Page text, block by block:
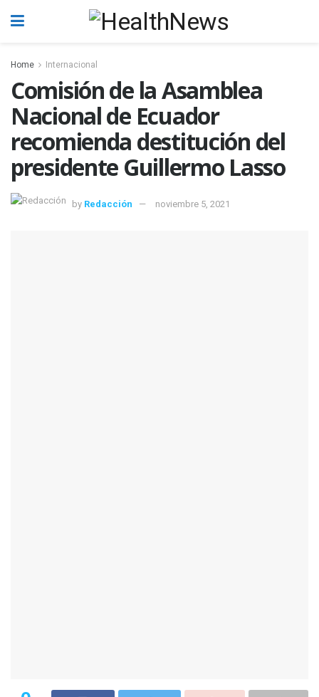
Home Internacional
Comisión de la Asamblea
Nacional de Ecuador
recomienda destitución del
presidente Guillermo Lasso
by Redacción noviembre 5, 2021